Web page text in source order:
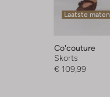
Laatste maten
Co'couture
Skorts
€ 109,99